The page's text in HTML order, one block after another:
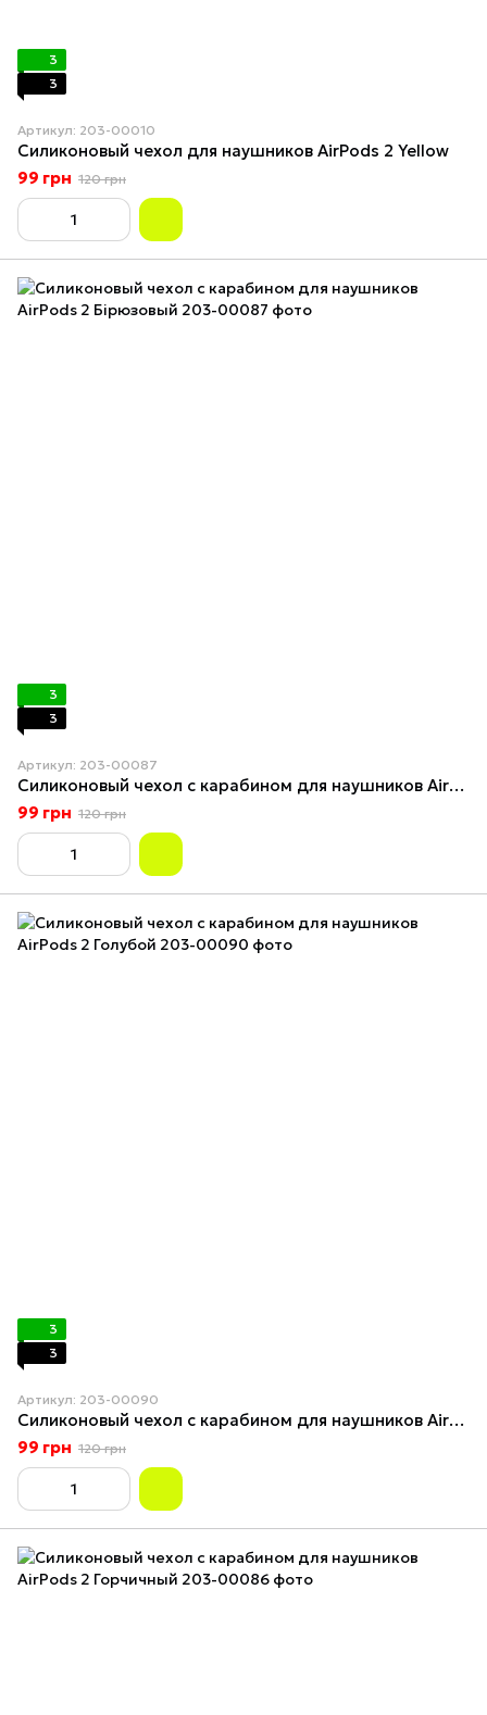
3
3
Артикул: 203-00010
Силиконовый чехол для наушников AirPods 2 Yellow
99 грн 120 грн
3
3
Артикул: 203-00087
Силиконовый чехол с карабином для наушников AirPods 2 Бірюзовый
99 грн 120 грн
3
3
Артикул: 203-00090
Силиконовый чехол с карабином для наушников AirPods 2 Голубой
99 грн 120 грн